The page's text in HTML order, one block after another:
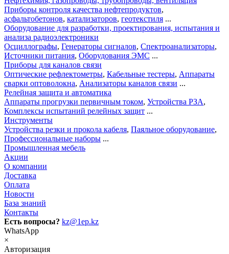
Приборы контроля качества нефтепродуктов,
асфальтобетонов, катализаторов, геотекстиля ...
Оборудование для разработки, проектирования, испытания и
анализа радиоэлектроники
Осциллографы, Генераторы сигналов, Спектроанализаторы,
Источники питания, Оборудования ЭМС ...
Приборы для каналов связи
Оптические рефлектометры, Кабельные тестеры, Аппараты
сварки оптоволокна, Анализаторы каналов связи ...
Релейная защита и автоматика
Аппараты прогрузки первичным током, Устройства РЗА,
Комплексы испытаний релейных защит ...
Инструменты
Устройства резки и прокола кабеля, Паяльное оборудование,
Профессиональные наборы ...
Промышленная мебель
Акции
О компании
Доставка
Оплата
Новости
База знаний
Контакты
Есть вопросы? kz@1ep.kz
WhatsApp
×
Авторизация